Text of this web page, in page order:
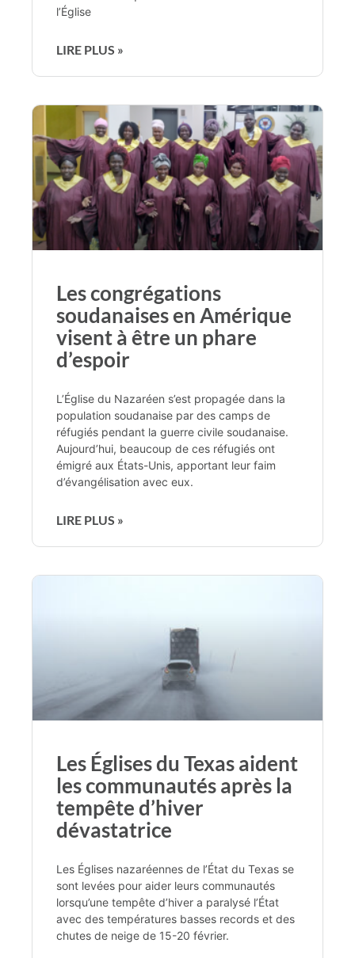
l’Église
LIRE PLUS »
Les congrégations
soudanaises en Amérique
visent à être un phare
d’espoir
L’Église du Nazaréen s’est propagée dans la
population soudanaise par des camps de
réfugiés pendant la guerre civile soudanaise.
Aujourd’hui, beaucoup de ces réfugiés ont
émigré aux États-Unis, apportant leur faim
d’évangélisation avec eux.
LIRE PLUS »
Les Églises du Texas aident
les communautés après la
tempête d’hiver
dévastatrice
Les Églises nazaréennes de l’État du Texas se
sont levées pour aider leurs communautés
lorsqu’une tempête d’hiver a paralysé l’État
avec des températures basses records et des
chutes de neige de 15-20 février.